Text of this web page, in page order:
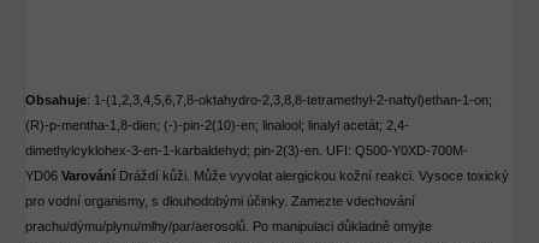
Obsahuje: 1-(1,2,3,4,5,6,7,8-oktahydro-2,3,8,8-tetramethyl-2-naftyl)ethan-1-on;
(R)-p-mentha-1,8-dien; (-)-pin-2(10)-en; linalool; linalyl acetát; 2,4-
dimethylcyklohex-3-en-1-karbaldehyd; pin-2(3)-en UFI: Q500-Y0XD-700M-
YD06 Varování Dráždí kůži. Může vyvolat alergickou kožní reakci. Vysoce toxický
pro vodní organismy, s dlouhodobými účinky. Zamezte vdechování
prachu/dýmu/plynu/mlhy/par/aerosolů. Po manipulaci důkladně omyjte